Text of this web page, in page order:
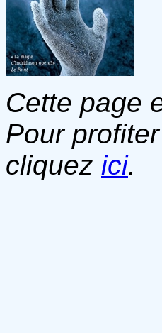
Cette page
Pour
cliquez ici.